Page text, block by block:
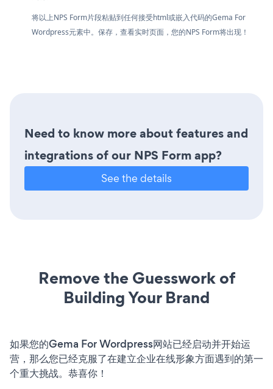
将以上NPS Form片段粘贴到任何接受html或嵌入代码的Gema For
Wordpress元素中。保存，查看实时页面，您的NPS Form将出现！
Need to know more about features and
integrations of our NPS Form app?
See the details
Remove the Guesswork of
Building Your Brand
如果您的Gema For Wordpress网站已经启动并开始运
营，那么您已经克服了在建立企业在线形象方面遇到的第一
个重大挑战。恭喜你！